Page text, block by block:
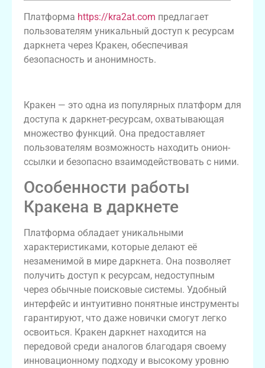
Платформа https://kra2at.com предлагает
пользователям уникальный доступ к ресурсам
даркнета через Кракен, обеспечивая
безопасность и анонимность.
Кракен — это одна из популярных платформ для
доступа к даркнет-ресурсам, охватывающая
множество функций. Она предоставляет
пользователям возможность находить онион-
ссылки и безопасно взаимодействовать с ними.
Особенности работы
Кракена в даркнете
Платформа обладает уникальными
характеристиками, которые делают её
незаменимой в мире даркнета. Она позволяет
получить доступ к ресурсам, недоступным
через обычные поисковые системы. Удобный
интерфейс и интуитивно понятные инструменты
гарантируют, что даже новички смогут легко
освоиться. Кракен даркнет находится на
передовой среди аналогов благодаря своему
инновационному подходу и высокому уровню